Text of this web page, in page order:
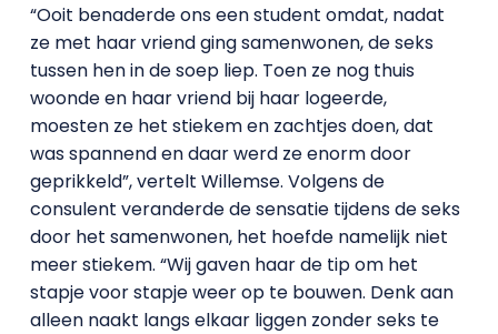
“Ooit benaderde ons een student omdat, nadat
ze met haar vriend ging samenwonen, de seks
tussen hen in de soep liep. Toen ze nog thuis
woonde en haar vriend bij haar logeerde,
moesten ze het stiekem en zachtjes doen, dat
was spannend en daar werd ze enorm door
geprikkeld”, vertelt Willemse. Volgens de
consulent veranderde de sensatie tijdens de seks
door het samenwonen, het hoefde namelijk niet
meer stiekem. “Wij gaven haar de tip om het
stapje voor stapje weer op te bouwen. Denk aan
alleen naakt langs elkaar liggen zonder seks te